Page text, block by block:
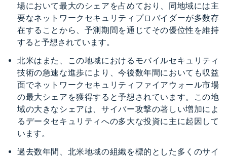
場において最大のシェアを占めており、同地域には主
要なネットワークセキュリティプロバイダーが多数存
在することから、予測期間を通じてその優位性を維持
すると予想されています。
北米はまた、この地域におけるモバイルセキュリティ
技術の急速な進歩により、今後数年間においても収益
面でネットワークセキュリティファイアウォール市場
の最大シェアを獲得すると予想されています。この地
域の大きなシェアは、サイバー攻撃の著しい増加によ
るデータセキュリティへの多大な投資に主に起因して
います。
過去数年間、北米地域の組織を標的とした多くのサイ